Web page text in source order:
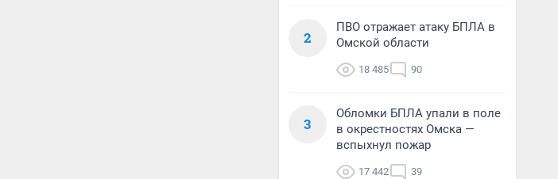
2
ПВО отражает атаку БПЛА в
Омской области
18 485 90
3
Обломки БПЛА упали в поле
в окрестностях Омска —
вспыхнул пожар
17 442 39